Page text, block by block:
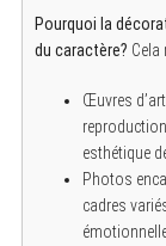
Pourquoi la
du caractère? Cela
Œuvres
esthétique
Photos
cadres